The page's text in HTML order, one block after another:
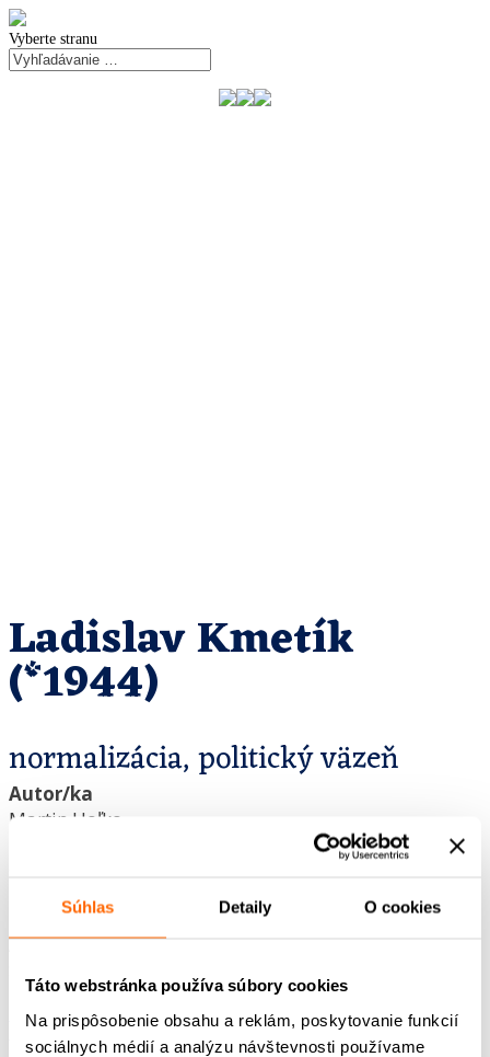
Súhlas Detaily O cookies
Táto webstránka používa súbory cookies
Na prispôsobenie obsahu a reklám, poskytovanie funkcií
sociálnych médií a analýzu návštevnosti používame
Vyberte stranu
Ladislav Kmetík
(*1944)
normalizácia, politický väzeň
Autor/ka
Martin Hoľko
Grafický dizajn
Marek Novák
Autorský tím – podcast
Na stiahnutie: